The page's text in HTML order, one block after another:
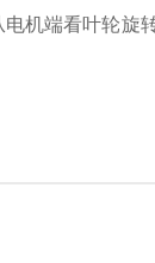
机端看叶轮旋